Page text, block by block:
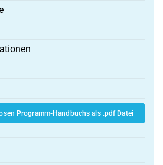
Programm-Handbuchs als .pdf Datei